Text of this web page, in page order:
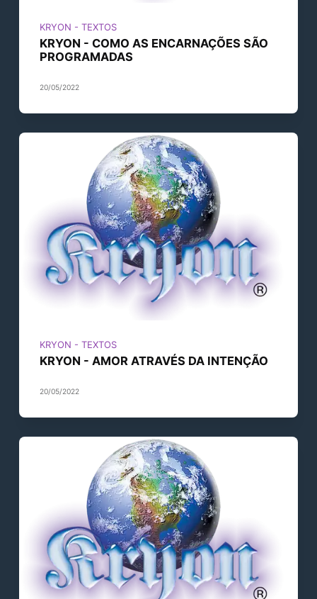
KRYON - TEXTOS
KRYON - COMO AS ENCARNAÇÕES SÃO
PROGRAMADAS
20/05/2022
KRYON - TEXTOS
KRYON - AMOR ATRAVÉS DA INTENÇÃO
20/05/2022